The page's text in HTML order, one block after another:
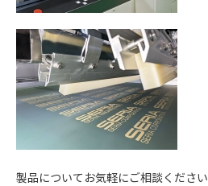
製品についてお気軽にご相談ください